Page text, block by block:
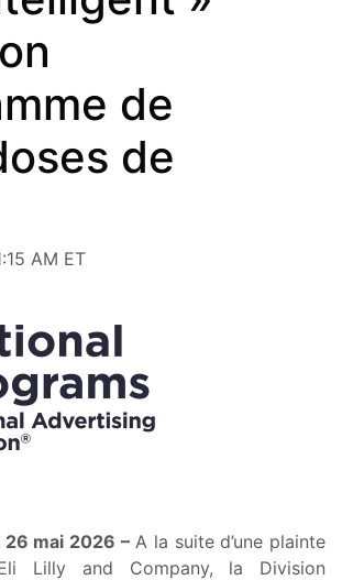
de
de
AM ET
26 mai 2026 –A la suite d’une plainte
Lilly and Company, la Division